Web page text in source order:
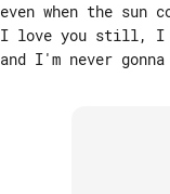
even when the sun
I love you still, I